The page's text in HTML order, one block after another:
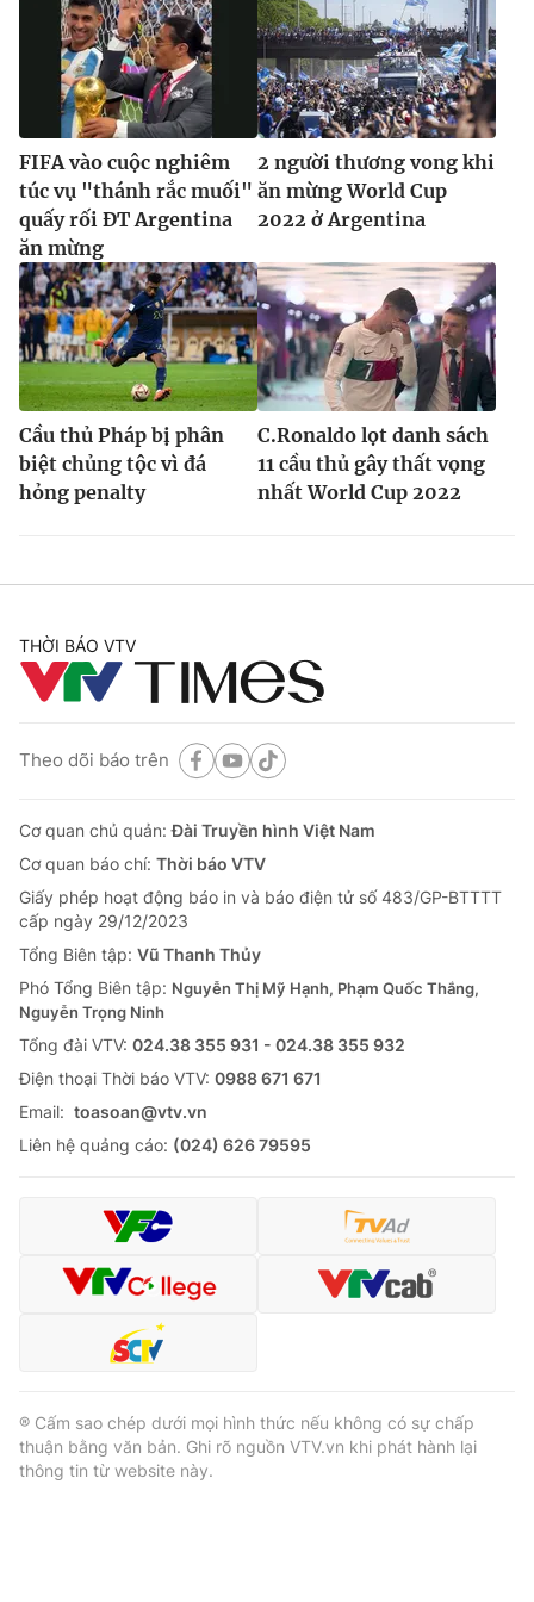
Ðiện thoại Thời báo VTV:
024.66 897 897
Email:toasoan@vtv.vn
Liên hệ quảng cáo:024-7300.7108
® Cấm sao chép dưới mọi hình thức nếu không có sự chấp
thuận bằng văn bản. Ghi rõ nguồn VTV.vn khi phát hành lại
thông tin từ website này.
FIFA vào cuộc nghiêm
túc vụ "thánh rắc muối"
quấy rối ĐT Argentina
ăn mừng
2 người thương vong khi
ăn mừng World Cup
2022 ở Argentina
Cầu thủ Pháp bị phân
biệt chủng tộc vì đá
hỏng penalty
C.Ronaldo lọt danh sách
11 cầu thủ gây thất vọng
nhất World Cup 2022
THỜI BÁO VTV
Theo dõi báo trên
Cơ quan chủ quản:Đài Truyền hình Việt Nam
Cơ quan báo chí: Thời báo VTV
Giấy phép hoạt động báo in và báo điện tử số 483/GP-BTTTT
cấp ngày 29/12/2023
Tổng Biên tập: Vũ Thanh Thủy
Phó Tổng Biên tập: Nguyễn Thị Mỹ Hạnh, Phạm Quốc Thắng,
Nguyễn Trọng Ninh
Tổng đài VTV: 024.38 355 931 - 024.38 355 932
Ðiện thoại Thời báo VTV: 0988 671 671
Email: toasoan@vtv.vn
Liên hệ quảng cáo: (024) 626 79595
® Cấm sao chép dưới mọi hình thức nếu không có sự chấp
thuận bằng văn bản. Ghi rõ nguồn VTV.vn khi phát hành lại
thông tin từ website này.